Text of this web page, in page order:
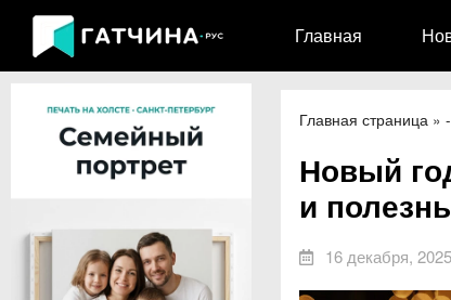
Главная
Главная страница» -
Новый
и
16 декабря, 2025